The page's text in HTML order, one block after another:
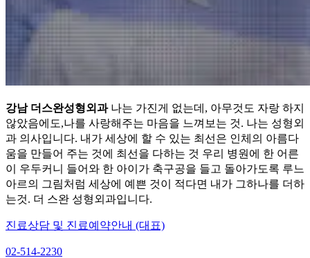
강남 더스완성형외과 나는 가진게 없는데, 아무것도 자랑 하지
않았음에도,나를 사랑해주는 마음을 느껴보는 것. 나는 성형외
과 의사입니다. 내가 세상에 할 수 있는 최선은 인체의 아름다
움을 만들어 주는 것에 최선을 다하는 것 우리 병원에 한 어른
이 우두커니 들어와 한 아이가 축구공을 들고 돌아가도록 루느
아르의 그림처럼 세상에 예쁜 것이 적다면 내가 그하나를 더하
는것. 더 스완 성형외과입니다.
진료상담 및 진료예약안내 (대표)
02-514-2230